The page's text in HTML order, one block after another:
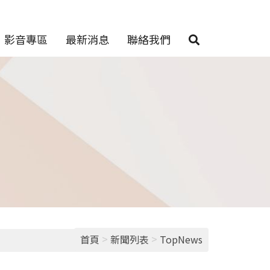
影音專區 最新消息 聯絡我們
首頁 > 新聞列表 > TopNews